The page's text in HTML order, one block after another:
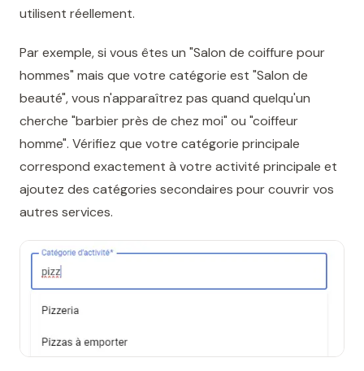
utilisent réellement.
Par exemple, si vous êtes un "Salon de coiffure pour
hommes" mais que votre catégorie est "Salon de
beauté", vous n'apparaîtrez pas quand quelqu'un
cherche "barbier près de chez moi" ou "coiffeur
homme". Vérifiez que votre catégorie principale
correspond exactement à votre activité principale et
ajoutez des catégories secondaires pour couvrir vos
autres services.